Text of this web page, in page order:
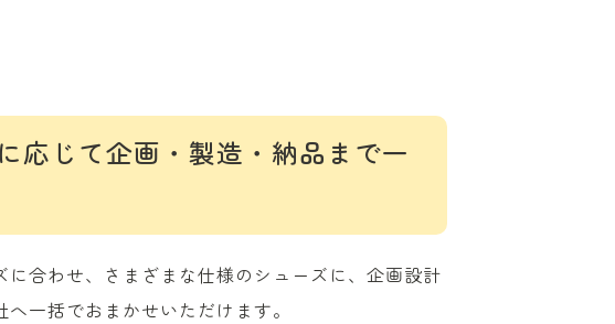
応じて企画・製造・納品まで一
に合わせ、さまざまな仕様のシューズに、企画設計
一括でおまかせいただけます。